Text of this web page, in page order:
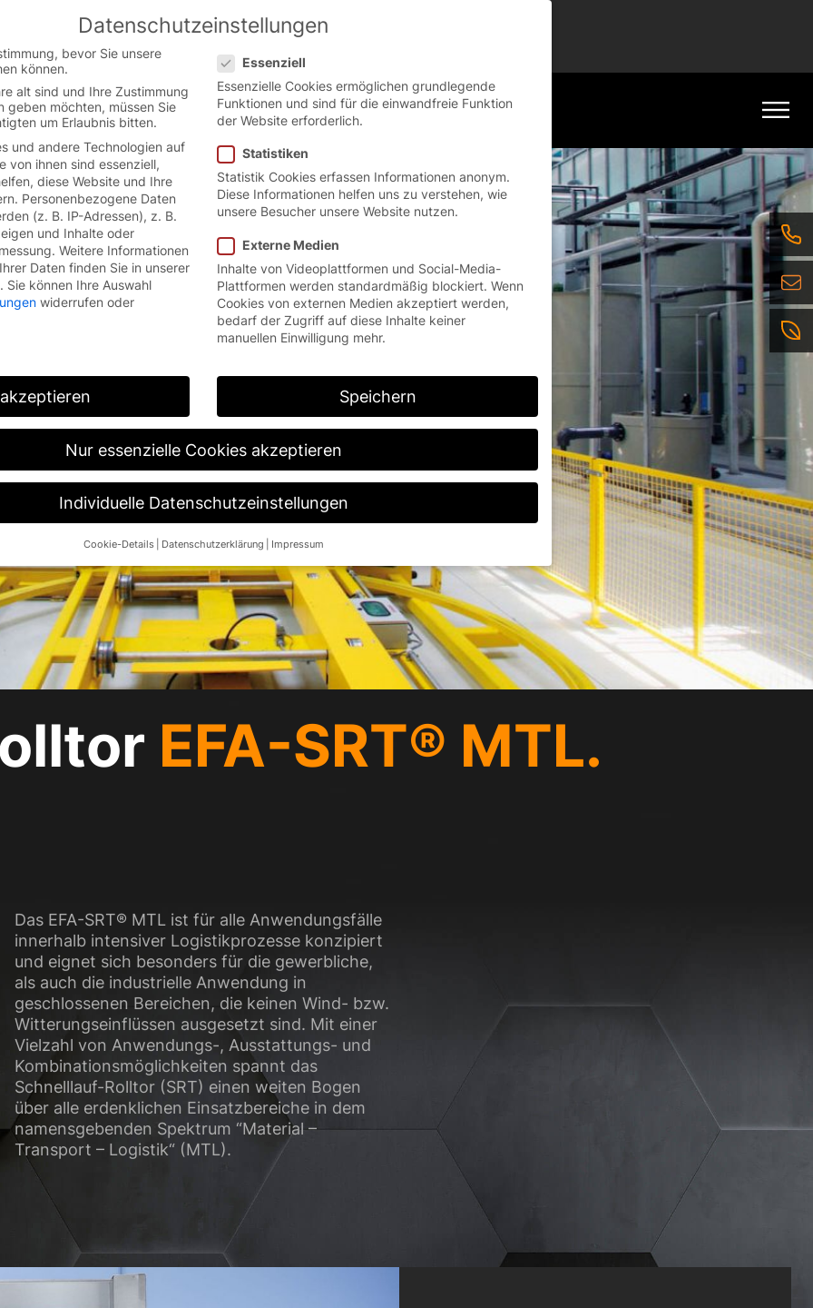
German website.
English
EFA-SRT® MTL.
Das EFA-SRT® MTL ist für alle Anwendungsfälle
innerhalb intensiver Logistikprozesse konzipiert
und eignet sich besonders für die gewerbliche,
als auch die industrielle Anwendung in
geschlossenen Bereichen, die keinen Wind- bzw.
Witterungseinflüssen ausgesetzt sind. Mit einer
Vielzahl von Anwendungs-, Ausstattungs- und
Kombinationsmöglichkeiten spannt das
Schnelllauf-Rolltor (SRT) einen weiten Bogen
über alle erdenklichen Einsatzbereiche in dem
namensgebenden Spektrum “Material –
Transport – Logistik“ (MTL).
Datenschutzeinstellungen
bevor Sie unsere
können.
alt sind und Ihre Zustimmung
geben möchten, müssen Sie
um Erlaubnis bitten.
und andere Technologien auf
von ihnen sind essenziell,
diese Website und Ihre
Personenbezogene Daten
(z. B. IP-Adressen), z. B.
und Inhalte oder
Weitere Informationen
Daten finden Sie in unserer
. Sie können Ihre Auswahl
widerrufen oder
Essenziell
Essenzielle Cookies ermöglichen grundlegende
Funktionen und sind für die einwandfreie Funktion
der Website erforderlich.
Statistiken
Statistik Cookies erfassen Informationen anonym.
Diese Informationen helfen uns zu verstehen, wie
unsere Besucher unsere Website nutzen.
Externe Medien
Inhalte von Videoplattformen und Social-Media-
Plattformen werden standardmäßig blockiert. Wenn
Cookies von externen Medien akzeptiert werden,
bedarf der Zugriff auf diese Inhalte keiner
manuellen Einwilligung mehr.
Speichern
Nur essenzielle Cookies akzeptieren
Individuelle Datenschutzeinstellungen
Cookie-Details Datenschutzerklärung Impressum
Datenschutzeinstellungen
alt sind und Ihre Zustimmung zu freiwilligen Diensten geben möchten, müssen Sie Ihre
um Erlaubnis bitten.
und andere Technologien auf unserer Website. Einige von ihnen sind essenziell, während
Website und Ihre Erfahrung zu verbessern. Personenbezogene Daten können
IP-Adressen), z. B. für personalisierte Anzeigen und Inhalte oder Anzeigen- und
Informationen über die Verwendung Ihrer Daten finden Sie in unserer
über alle verwendeten Cookies. Sie können Ihre Einwilligung zu ganzen Kategorien
Informationen anzeigen lassen und so nur bestimmte Cookies auswählen.
Speichern Nur essenzielle Cookies akzeptieren
Informationen anonym. Diese Informationen helfen uns zu verstehen, wie unsere Besucher unsere
Cookie-Informationen anzeigen
und Social-Media-Plattformen werden standardmäßig blockiert. Wenn Cookies von externen
bedarf der Zugriff auf diese Inhalte keiner manuellen Einwilligung mehr.
Cookie-Informationen anzeigen
Datenschutzerklärung